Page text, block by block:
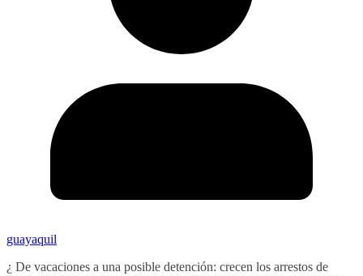
guayaquil
¿ De vacaciones a una posible detención: crecen los arrestos de